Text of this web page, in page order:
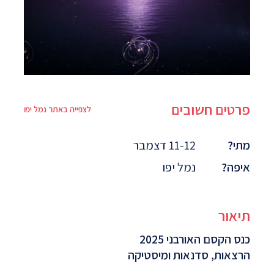
פרטים חשובים לצפייה באתר נמל יפו
מתי?
11-12 דצמבר
איפה?
נמל יפו
תיאור
כנס הקסם האורבני 2025
הרצאות, סדנאות ומיסטיקה